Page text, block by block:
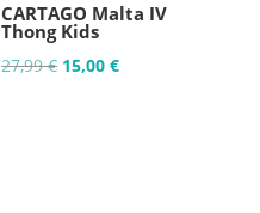
CARTAGO Malta IV
Thong Kids
27,99€ Ursprünglicher
15,00€Aktueller